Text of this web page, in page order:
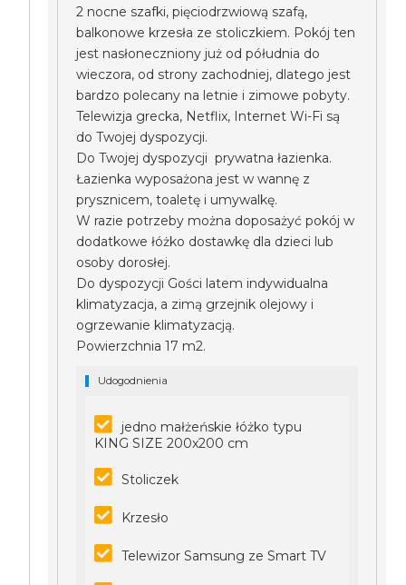
2 nocne szafki, pięciodrzwiową szafą,
balkonowe krzesła ze stoliczkiem. Pokój ten
jest nasłoneczniony już od półudnia do
wieczora, od strony zachodniej, dlatego jest
bardzo polecany na letnie i zimowe pobyty.
Telewizja grecka, Netflix, Internet Wi-Fi są
do Twojej dyspozycji.
Do Twojej dyspozycji prywatna łazienka.
Łazienka wyposażona jest w wannę z
prysznicem, toaletę i umywalkę.
W razie potrzeby można doposażyć pokój w
dodatkowe łóżko dostawkę dla dzieci lub
osoby dorosłej.
Do dyspozycji Gości latem indywidualna
klimatyzacja, a zimą grzejnik olejowy i
ogrzewanie klimatyzacją.
Powierzchnia 17 m2.
Udogodnienia
jedno małżeńskie łóżko typu
KING SIZE 200x200 cm
Stoliczek
Krzesło
Telewizor Samsung ze Smart TV